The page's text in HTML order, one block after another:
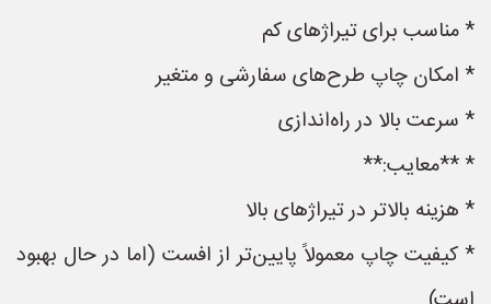
* مناسب برای تیراژهای کم
* امکان چاپ طرح‌های سفارشی و متغیر
* سرعت بالا در راه‌اندازی
* **معایب:**
* هزینه بالاتر در تیراژهای بالا
* کیفیت چاپ معمولاً پایین‌تر از افست (اما در حال بهبود